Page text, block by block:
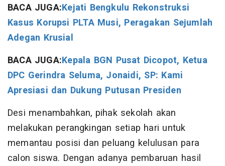
BACA JUGA:Kejati Bengkulu Rekonstruksi
Kasus Korupsi PLTA Musi, Peragakan Sejumlah
Adegan Krusial
BACA JUGA:Kepala BGN Pusat Dicopot, Ketua
DPC Gerindra Seluma, Jonaidi, SP: Kami
Apresiasi dan Dukung Putusan Presiden
Desi menambahkan, pihak sekolah akan
melakukan perangkingan setiap hari untuk
memantau posisi dan peluang kelulusan para
calon siswa. Dengan adanya pembaruan hasil